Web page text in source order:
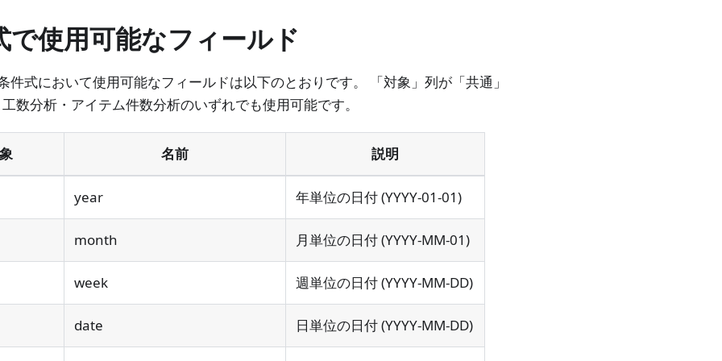
で使用可能なフィールド
件式において使用可能なフィールドは以下のとおりです。 「対象」列が「共通」
数分析・アイテム件数分析のいずれでも使用可能です。
名前 説明
year 年単位の日付 (YYYY-01-01)
month 月単位の日付 (YYYY-MM-01)
week 週単位の日付 (YYYY-MM-DD)
date 日単位の日付 (YYYY-MM-DD)